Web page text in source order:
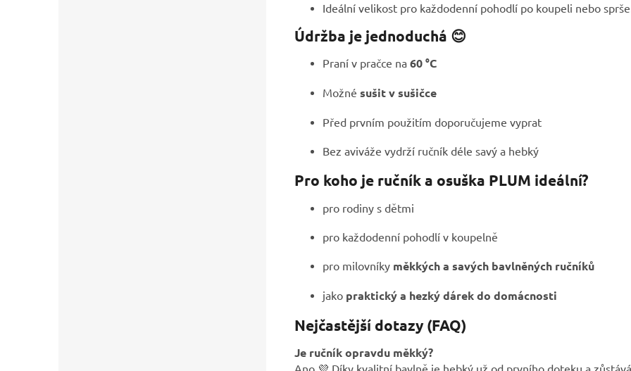
Ideální velikost pro každodenní pohodlí po koupeli nebo
Údržba je jednoduchá 😊
Praní v pračce na 60 °C
Možné sušit v sušičce
Před prvním použitím doporučujeme vyprat
Bez aviváže vydrží ručník déle savý a hebký
Pro koho je ručník a osuška PLUM ideální?
pro rodiny s dětmi
pro každodenní pohodlí v koupelně
pro milovníky měkkých a savých bavlněných ručníků
jako praktický a hezký dárek do domácnosti
Nejčastější dotazy (FAQ)
Je ručník opravdu měkký?